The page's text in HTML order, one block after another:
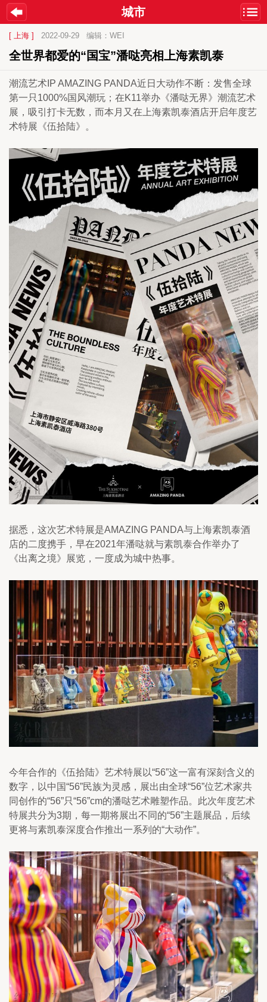
城市
[ 上海 ] 2022-09-29 编辑：WEI
全世界都爱的“国宝”潘哒亮相上海素凯泰
潮流艺术IP AMAZING PANDA近日大动作不断：发售全球
第一只1000%国风潮玩；在K11举办《潘哒无界》潮流艺术
展，吸引打卡无数，而本月又在上海素凯泰酒店开启年度艺
术特展《伍拾陆》。
据悉，这次艺术特展是AMAZING PANDA与上海素凯泰酒
店的二度携手，早在2021年潘哒就与素凯泰合作举办了
《出离之境》展览，一度成为城中热事。
今年合作的《伍拾陆》艺术特展以“56”这一富有深刻含义的
数字，以中国“56”民族为灵感，展出由全球“56”位艺术家共
同创作的“56”只“56”cm的潘哒艺术雕塑作品。此次年度艺术
特展共分为3期，每一期将展出不同的“56”主题展品，后续
更将与素凯泰深度合作推出一系列的“大动作”。